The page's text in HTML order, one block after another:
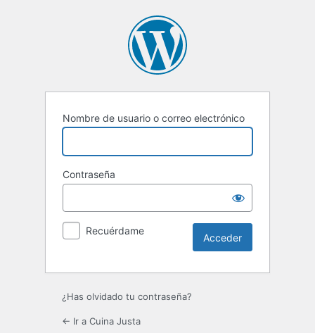
Nombre de usuario o correo electrónico
Contraseña
Recuérdame
¿Has olvidado tu contraseña?
← Ir a Cuina Justa